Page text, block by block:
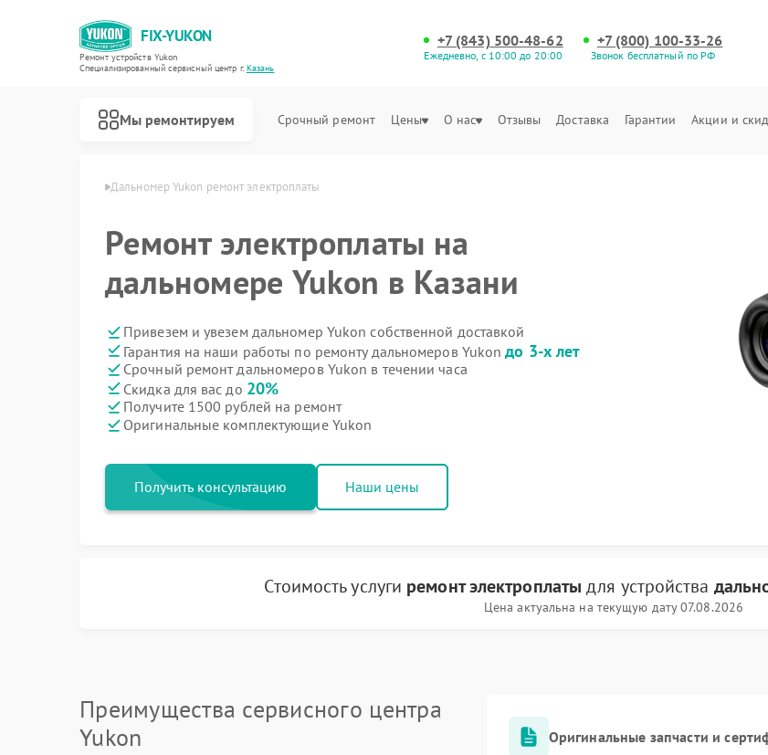
FIX-YUKON
Ремонт устройств Yukon
Специализированный cервисный центр г.Казань
+7 (843) 500-48-62
Ежедневно, с 10:00 до 20:00
+7 (800) 100-33-26
Звонок бесплатный по РФ
Мы ремонтируем Срочный ремонт Цены О нас Отзывы Доставка Гарантии Акции и
Yukon в Казани Дальномер Yukon ремонт электроплаты
Ремонт электроплаты на
дальномере Yukon в Казани
Привезем и увезем дальномер Yukon собственной доставкой
Гарантия на наши работы по ремонту дальномеров Yukonдо 3-х лет
Срочный ремонт дальномеров Yukon в течении часа
Скидка для вас до 20%
Получите 1500 рублей на ремонт
Оригинальные комплектующие Yukon
Получить консультацию Наши цены
Стоимость услуги ремонт электроплаты для устройства
Цена актуальна на текущую дату 07.08.2026
Преимущества сервисного центра
Yukon
Оригинальные запчасти и